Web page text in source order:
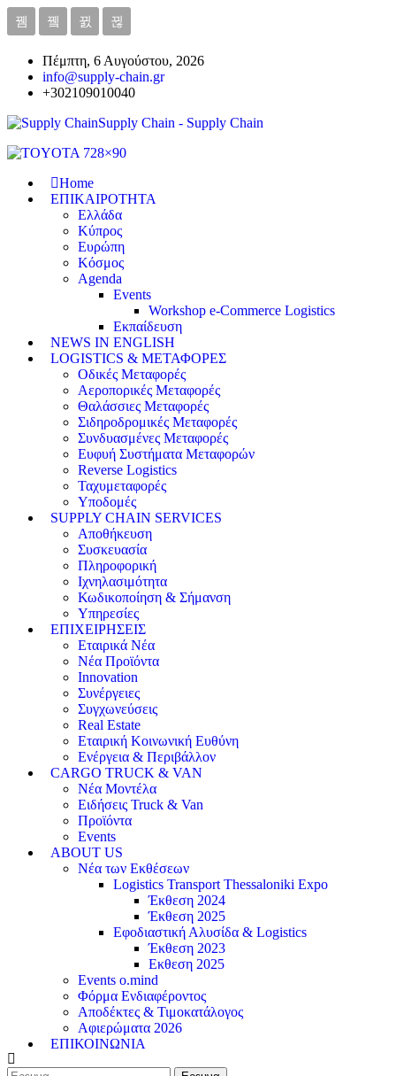
Πέμπτη, 6 Αυγούστου, 2026
info@supply-chain.gr
+302109010040
Supply Chain - Supply Chain
Home
ΕΠΙΚΑΙΡΟΤΗΤΑ
Ελλάδα
Κύπρος
Ευρώπη
Κόσμος
Agenda
Events
Workshop e-Commerce Logistics
Εκπαίδευση
NEWS IN ENGLISH
LOGISTICS & ΜΕΤΑΦΟΡΕΣ
Οδικές Μεταφορές
Αεροπορικές Μεταφορές
Θαλάσσιες Μεταφορές
Σιδηροδρομικές Μεταφορές
Συνδυασμένες Μεταφορές
Ευφυή Συστήματα Μεταφορών
Reverse Logistics
Ταχυμεταφορές
Υποδομές
SUPPLY CHAIN SERVICES
Αποθήκευση
Συσκευασία
Πληροφορική
Ιχνηλασιμότητα
Κωδικοποίηση & Σήμανση
Υπηρεσίες
ΕΠΙΧΕΙΡΗΣΕΙΣ
Εταιρικά Νέα
Νέα Προϊόντα
Innovation
Συνέργειες
Συγχωνεύσεις
Real Estate
Εταιρική Κοινωνική Ευθύνη
Ενέργεια & Περιβάλλον
CARGO TRUCK & VAN
Νέα Μοντέλα
Ειδήσεις Truck & Van
Προϊόντα
Events
ABOUT US
Νέα των Εκθέσεων
Logistics Transport Thessaloniki Expo
Έκθεση 2024
Έκθεση 2025
Εφοδιαστική Αλυσίδα & Logistics
Έκθεση 2023
Εκθεση 2025
Events o.mind
Φόρμα Ενδιαφέροντος
Αποδέκτες & Τιμοκατάλογος
Αφιερώματα 2026
ΕΠΙΚΟΙΝΩΝΙΑ